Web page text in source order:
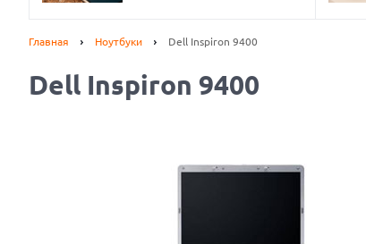
Главная Ноутбуки Dell Inspiron 9400
Dell Inspiron 9400